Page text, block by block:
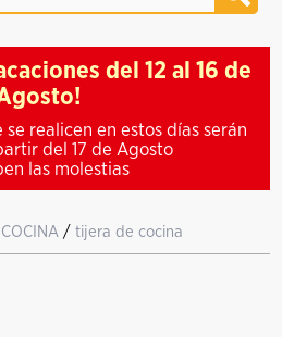
del 12 al 16 de
se realicen en estos días serán
del 17 de Agosto
las molestias
/tijera de cocina